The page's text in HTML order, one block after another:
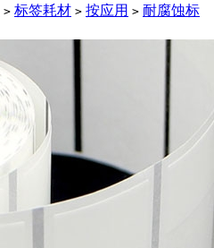
> 标签耗材 > 按应用 > 耐腐蚀标